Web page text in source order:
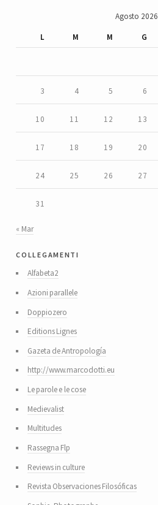
Agosto 2026
L
M M G
3 4 5 6
10 11 12 13
17 18 19 20
24 25 26 27
31
« Mar
collegamenti
Alfabeta2
Azioni parallele
Doppiozero
Editions Lignes
Gazeta de Antropología
http://www.marcodotti.eu
Le parole e le cose
Medievalist
Multitudes
Rassegna Flp
Reviews in culture
Revista Observaciones Filosóficas